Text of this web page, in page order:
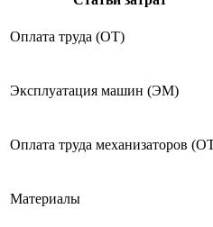
Оплата труда (ОТ)
Эксплуатация машин (ЭМ)
Оплата труда механизаторов
Материалы